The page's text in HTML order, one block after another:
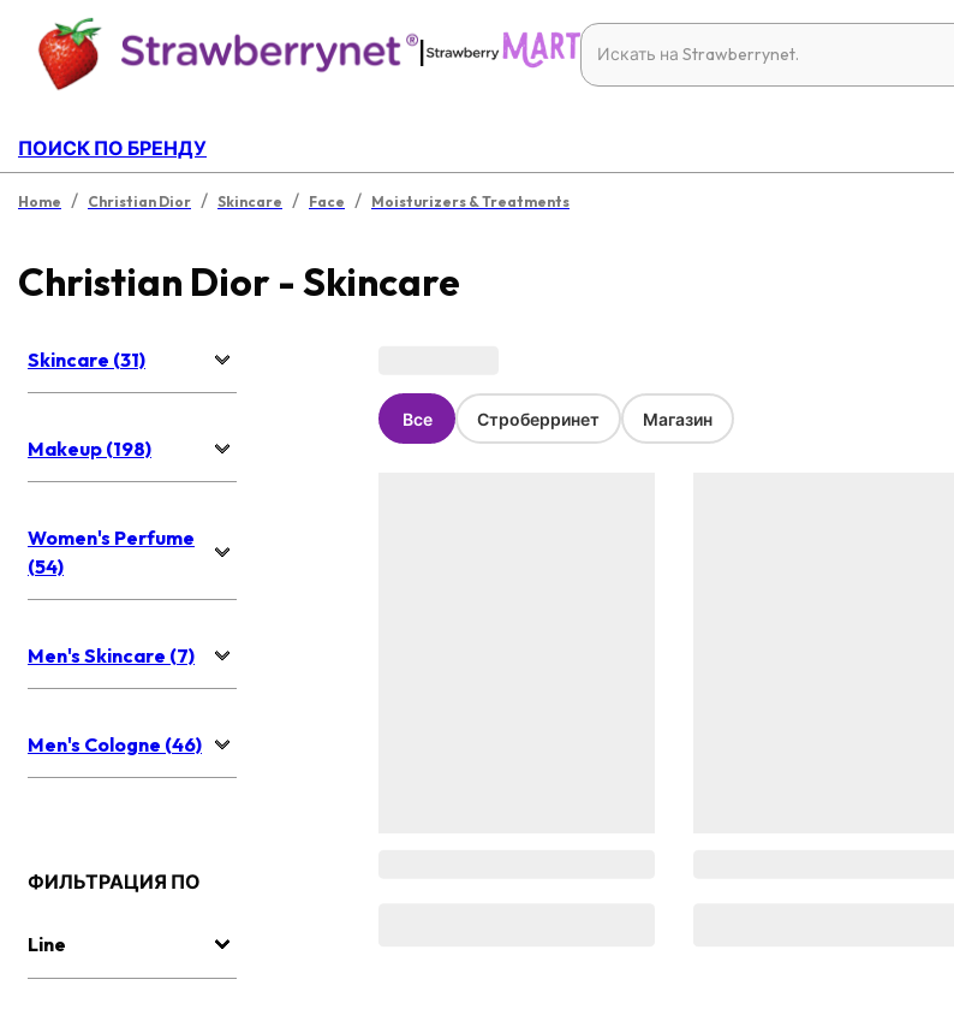
|
ПОИСК ПО БРЕНДУ
Home / Christian Dior / Skincare / Face / Moisturizers & Treatments
Christian Dior - Skincare
Skincare (31)
Makeup (198)
Women's Perfume
(54)
Men's Skincare (7)
Men's Cologne (46)
ФИЛЬТРАЦИЯ ПО
Line
Все Строберринет Магазин